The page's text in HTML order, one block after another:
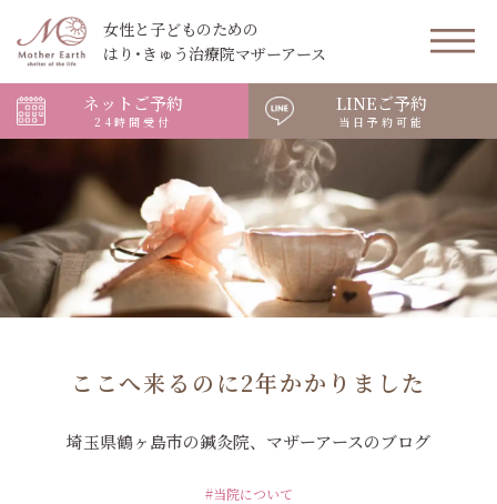
女性と子どものための
はり･きゅう治療院マザーアース
ネットご予約
24時間受付
LINEご予約
当日予約可能
ここへ来るのに2年かかりました
埼玉県鶴ヶ島市の鍼灸院、マザーアースのブログ
#当院について